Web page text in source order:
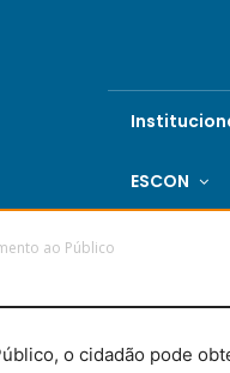
ESCON
ao Público
o cidadão pode